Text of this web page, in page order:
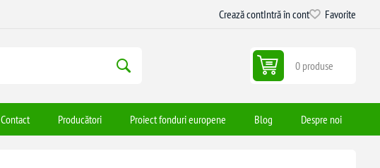
Crează contIntră în cont Favorite
0 produse
Contact Producători Proiect fonduri europene Blog Despre noi